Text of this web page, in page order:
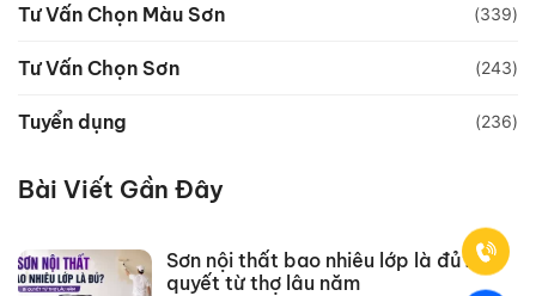
Tư Vấn Chọn Màu Sơn (339)
Tư Vấn Chọn Sơn (243)
Tuyển dụng (236)
Bài Viết Gần Đây
Sơn nội thất bao nhiêu lớp là đủ? Bí
quyết từ thợ lâu năm